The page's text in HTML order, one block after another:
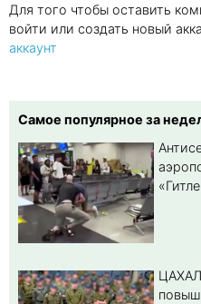
Для того чтобы оставить
войти или создать новый
аккаунт
Самое популярное за